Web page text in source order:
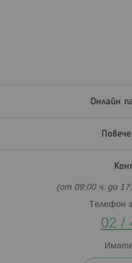
Онлайн
(от 09:00 ч. до
Телефон
02 /